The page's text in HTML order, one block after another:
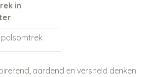
in
polsomtrek
aardend en versneld denken